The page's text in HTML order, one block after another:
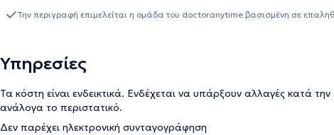
να παραμένει ενήμερη για τις εξελίξεις του κλάδου της.
Την περιγραφή επιμελείται η ομάδα του doctoranytime βασισμένη σε
Υπηρεσίες
Τα κόστη είναι ενδεικτικά. Ενδέχεται να υπάρξουν αλλαγές κατά την
ανάλογα το περιστατικό.
Δεν παρέχει ηλεκτρονική συνταγογράφηση